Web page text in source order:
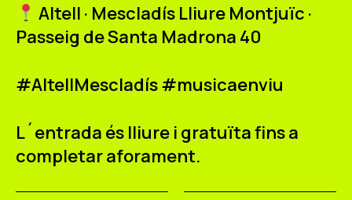
Altell · Mescladís Lliure Montjuïc ·
Passeig de Santa Madrona 40
#AltellMescladís #musicaenviu
L´entrada és lliure i gratuïta fins a
completar aforament.